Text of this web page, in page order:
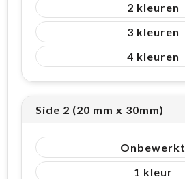
2
3
4
Side 2 (20 mm x 30mm)
Onbewerkt
1